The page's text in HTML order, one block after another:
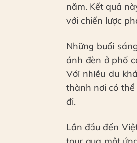
năm. Kết quả
với chiến lược
Những buổi
ánh đèn ở phố
Với nhiều du
thành nơi có
đi.
Lần đầu đến